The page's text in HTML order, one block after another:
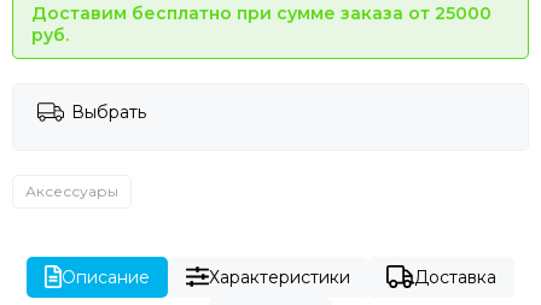
Доставим бесплатно при сумме заказа от 25000
руб.
Выбрать
Аксессуары
Описание Характеристики
Доставка